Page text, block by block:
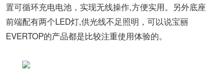
置可循环充电电池，实现无线操作,方便实用。另外底座
前端配有两个LED灯,供光线不足照明，可以说宝丽
EVERTOP的产品都是比较注重使用体验的。